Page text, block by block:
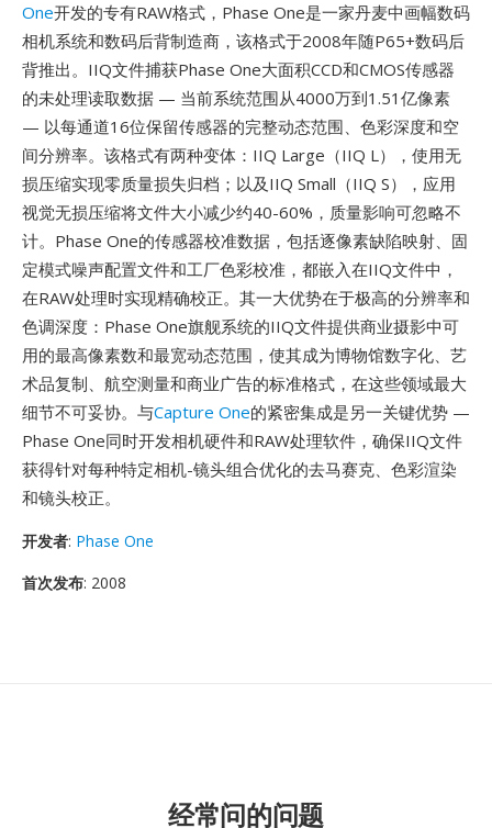
One开发的专有RAW格式，Phase One是一家丹麦中画幅数码
相机系统和数码后背制造商，该格式于2008年随P65+数码后
背推出。IIQ文件捕获Phase One大面积CCD和CMOS传感器
的未处理读取数据 — 当前系统范围从4000万到1.51亿像素
— 以每通道16位保留传感器的完整动态范围、色彩深度和空
间分辨率。该格式有两种变体：IIQ Large（IIQ L），使用无
损压缩实现零质量损失归档；以及IIQ Small（IIQ S），应用
视觉无损压缩将文件大小减少约40-60%，质量影响可忽略不
计。Phase One的传感器校准数据，包括逐像素缺陷映射、固
定模式噪声配置文件和工厂色彩校准，都嵌入在IIQ文件中，
在RAW处理时实现精确校正。其一大优势在于极高的分辨率和
色调深度：Phase One旗舰系统的IIQ文件提供商业摄影中可
用的最高像素数和最宽动态范围，使其成为博物馆数字化、艺
术品复制、航空测量和商业广告的标准格式，在这些领域最大
细节不可妥协。与Capture One的紧密集成是另一关键优势 —
Phase One同时开发相机硬件和RAW处理软件，确保IIQ文件
获得针对每种特定相机-镜头组合优化的去马赛克、色彩渲染
和镜头校正。
开发者: Phase One
首次发布: 2008
经常问的问题